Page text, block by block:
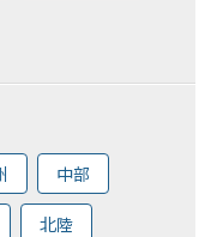
中部
北陸